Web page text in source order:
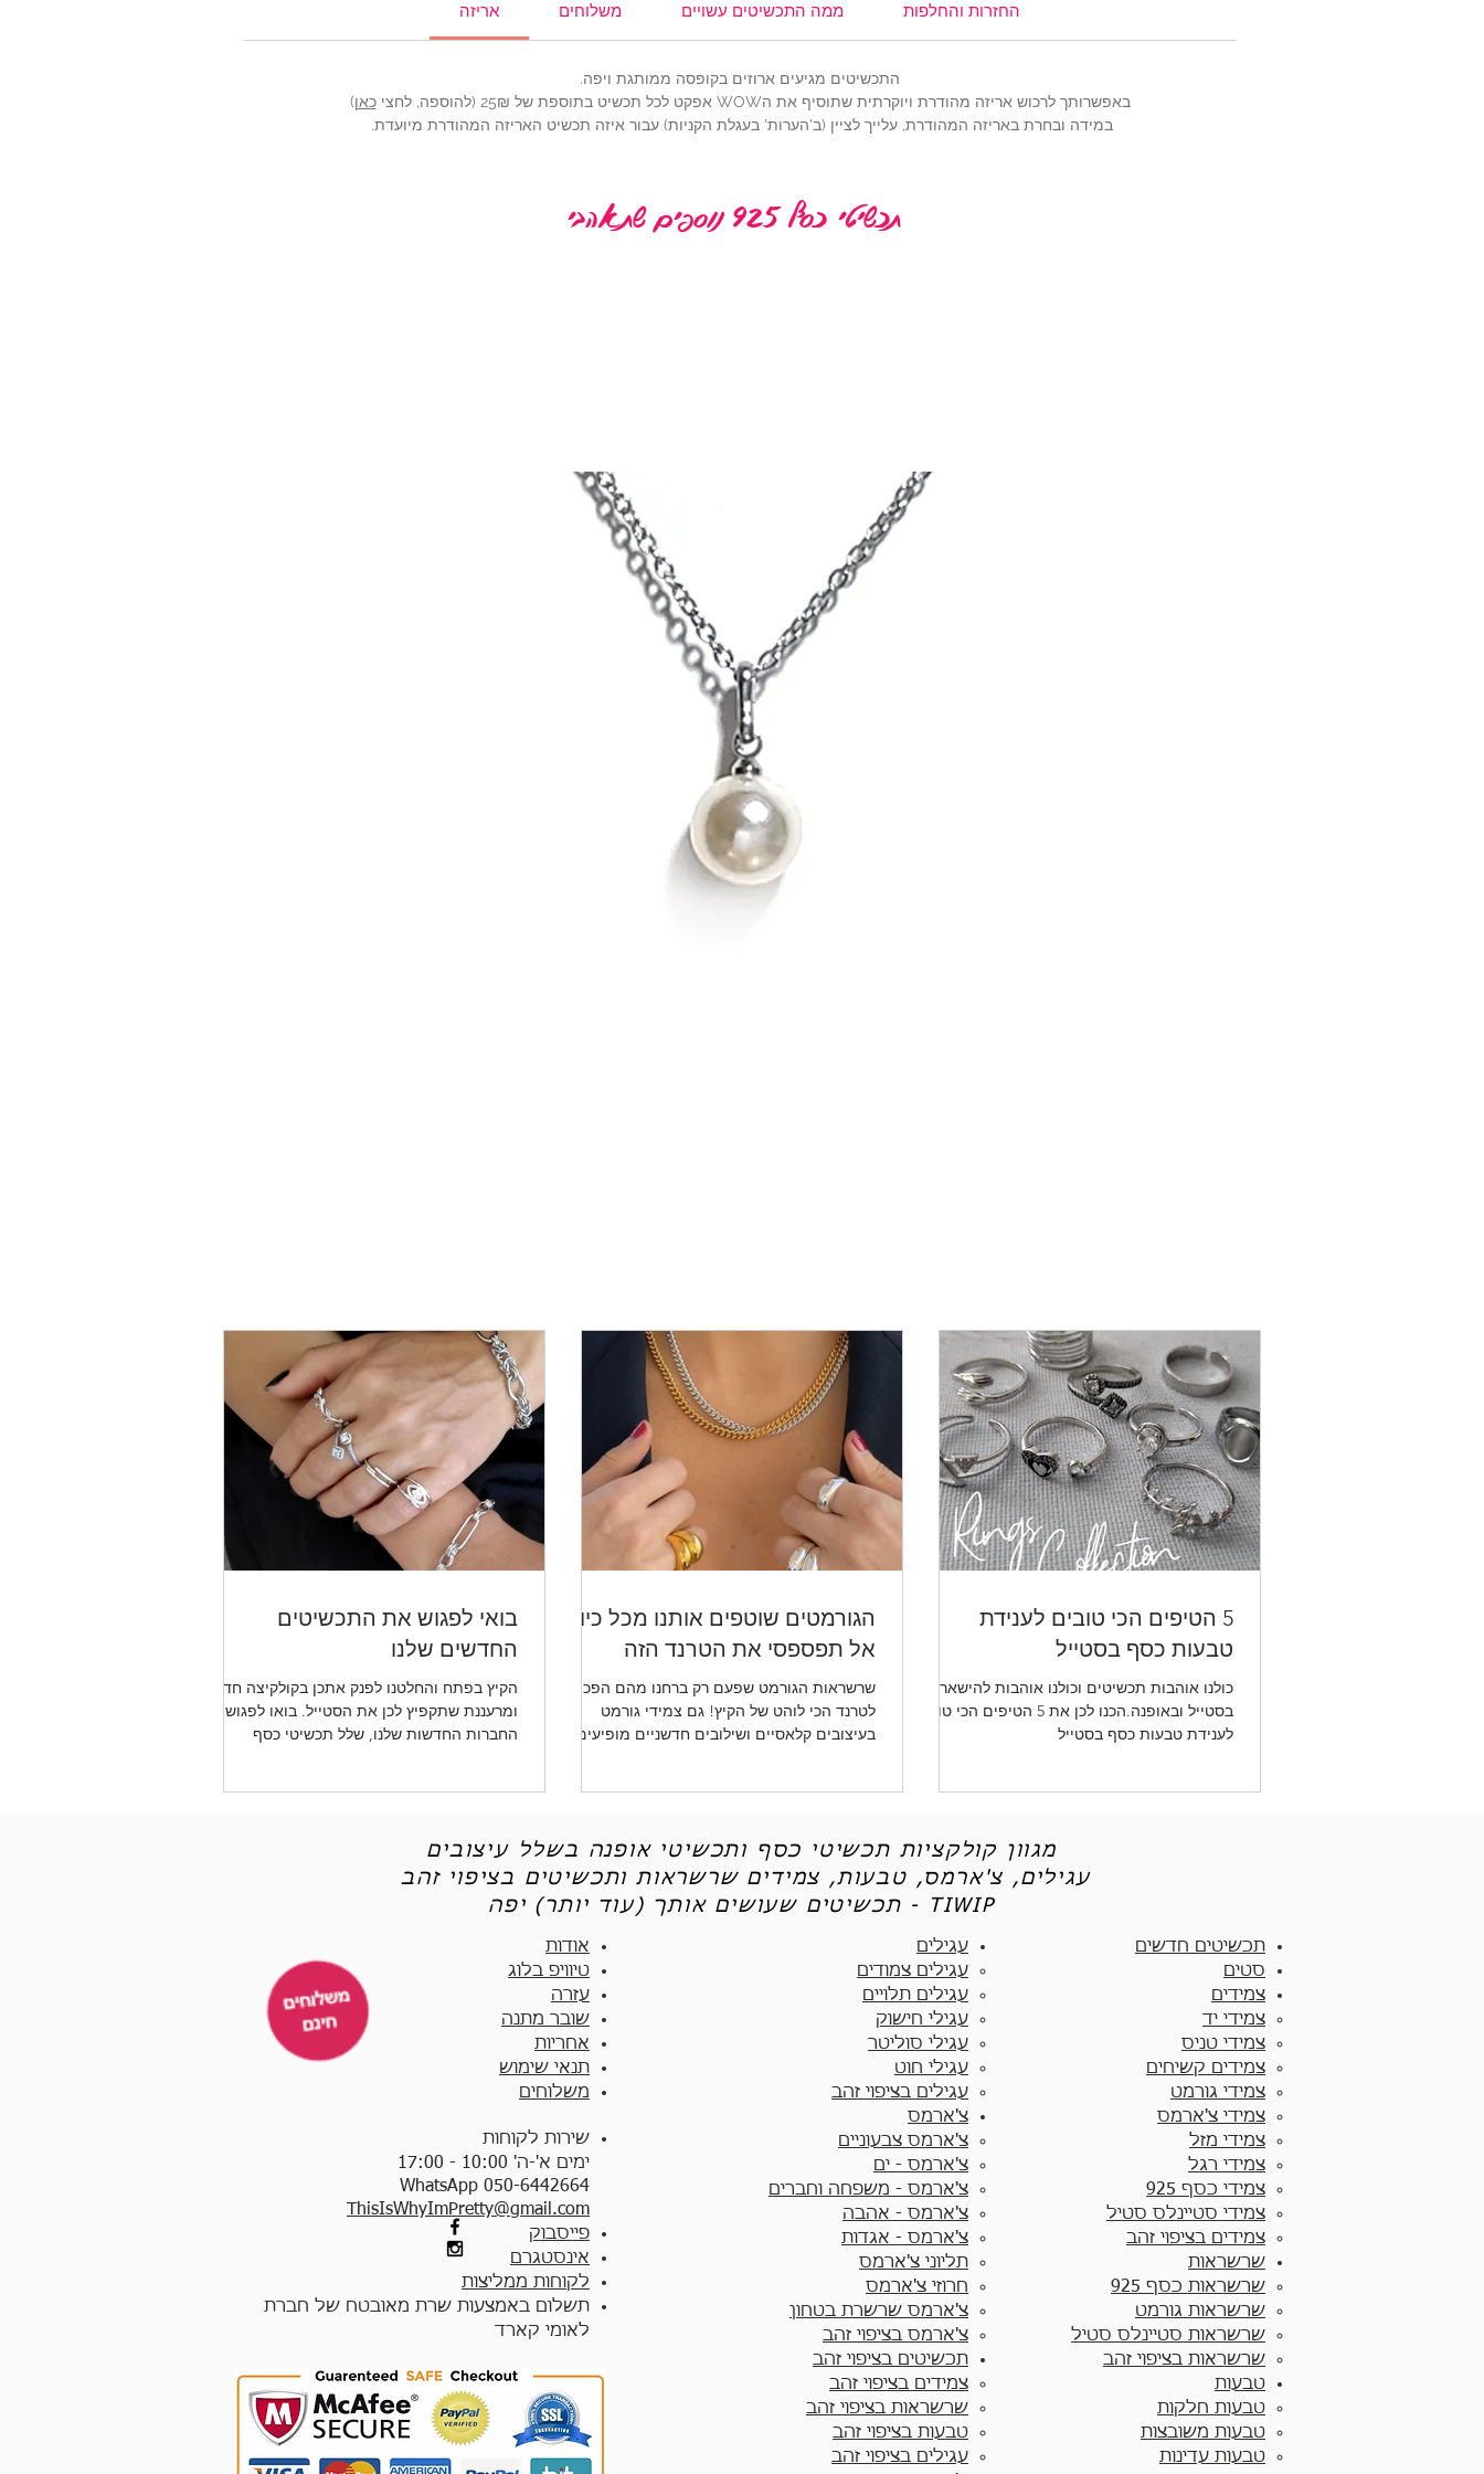
אריזה משלוחים ממה התכשיטים עשויים החזרות והחלפות
התכשיטים מגיעים ארוזים בקופסה ממותגת ויפה.
באפשרותך לרכוש אריזה מהודרת ויוקרתית שתוסיף את הWOW אפקט לכל תכשיט בתוספת של 25₪ (להוספה, לחצי
כאן)
במידה ובחרת באריזה המהודרת, עלייך לציין (ב'הערות' בעגלת הקניות) עבור איזה תכשיט האריזה המהודרת מיועדת.
תכשיטי כסף 925 נוספים שתאהבי
אודט
לני
5 הטיפים הכי טובים לענידת
טבעות כסף בסטייל
כולנו אוהבות תכשיטים וכולנו אוהבות להישאר
בסטייל ובאופנה.הכנו לכן את 5 הטיפים הכי טובים
לענידת טבעות כסף בסטייל
הגורמטים שוטפים אותנו מכל כיוון -
אל תפספסי את הטרנד הזה
שרשראות הגורמט שפעם רק ברחנו מהם הפכו
לטרנד הכי לוהט של הקיץ! גם צמידי גורמט
בעיצובים קלאסיים ושילובים חדשניים מופיעים
בואי לפגוש את התכשיטים
החדשים שלנו
הקיץ בפתח והחלטנו לפנק אתכן בקולקיצה חדשה
ומרעננת שתקפיץ לכן את הסטייל. בואו לפגוש את
החברות החדשות שלנו, שלל תכשיטי כסף
מגוון קולקציות תכשיטי כסף ותכשיטי אופנה בשלל עיצובים
עגילים, צ'ארמס, טבעות, צמידים שרשראות ותכשיטים בציפוי זהב
תכשיטים שעושים אותך (עוד יותר) יפה - TIWIP
אודות
טיוויפ בלוג
עזרה
שובר מתנה
אחריות
תנאי שימוש
משלוחים
שירות לקוחות
ימים א'-ה' 10:00 - 17:00
WhatsApp 050-6442664
ThisIsWhyImPretty@gmail.com
פייסבוק
אינסטגרם
לקוחות ממליצות
תשלום באמצעות שרת מאובטח של חברת
לאומי קארד
עגילים
עגילים צמודים​
עגילים תלויים
עגילי חישוק
עגילי סוליטר
עגילי חוט
עגילים בציפוי זהב
צ'ארמס
צ'ארמס צבעוניים​
צ'ארמס - ים
צ'ארמס - משפחה וחברים
צ'ארמס - אהבה
צ'ארמס - אגדות
תליוני צ'ארמס
חרוזי צ'ארמס
צ'ארמס שרשרת בטחון
צ'ארמס בציפוי זהב
תכשיטים בציפוי זהב
צמידים בציפוי זהב​
שרשראות בציפוי זהב
טבעות בציפוי זהב
עגילים בציפוי זהב
תכשיטים חדשים
סטים
צמידים
צמידי יד​
צמידי טניס
צמידים קשיחים
צמידי גורמט
צמידי צ'ארמס
צמידי מזל
צמידי רגל
צמידי כסף 925
צמידי סטיינלס סטיל
צמידים בציפוי זהב
שרשראות
שרשראות כסף 925​
שרשראות גורמט
שרשראות סטיינלס סטיל
שרשראות בציפוי זהב
טבעות
טבעות חלקות​
טבעות משובצות
טבעות עדינות